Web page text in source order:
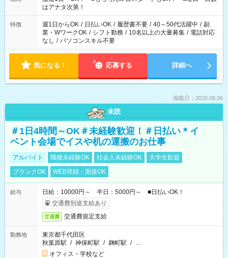
はアナタ次第！
特徴 週1日からOK / 日払いOK / 履歴書不要 / 40～50代活躍中 / 副
業・WワークOK / シフト勤務 / 10名以上の大量募集 / 電話対応
なし / パソコンスキル不要
気になる！ 応募する 詳細へ
掲載日：2026.08.06
未読
＃1日4時間～OK＃未経験歓迎！＃日払い＊イ
ベント会場でイスや机の運搬のお仕事
アルバイト 職種未経験OK 社会人未経験OK
大学生歓迎
ブランクOK
WEB登録・面接OK
給与
日給：10000円～ 半日：5000円～ ■日払いOK！
交通費別途支給あり
交通費 交通費規定支給
勤務地
東京都千代田区
秋葉原駅 / 神保町駅 / 麹町駅 / …
オフィス・学校など